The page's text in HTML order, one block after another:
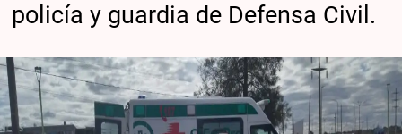
policía y guardia de Defensa Civil.